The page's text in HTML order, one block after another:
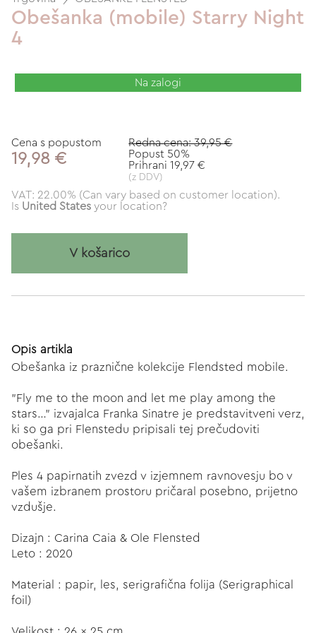
Obešanka (mobile) Starry Night
4
Na zalogi
Cena s popustom
19,98 €
Redna cena: 39,95 €
Popust 50%
Prihrani 19,97 €
(z DDV)
VAT: 22.00% (Can vary based on customer location).
Is United States your location?
V košarico
Opis artikla
Obešanka iz praznične kolekcije Flendsted mobile.
"Fly me to the moon and let me play among the
stars…” izvajalca Franka Sinatre je predstavitveni verz,
ki so ga pri Flenstedu pripisali tej prečudoviti
obešanki.
Ples 4 papirnatih zvezd v izjemnem ravnovesju bo v
vašem izbranem prostoru pričaral posebno, prijetno
vzdušje.
Dizajn : Carina Caia & Ole Flensted
Leto : 2020
Material : papir, les, serigrafična folija (Serigraphical
foil)